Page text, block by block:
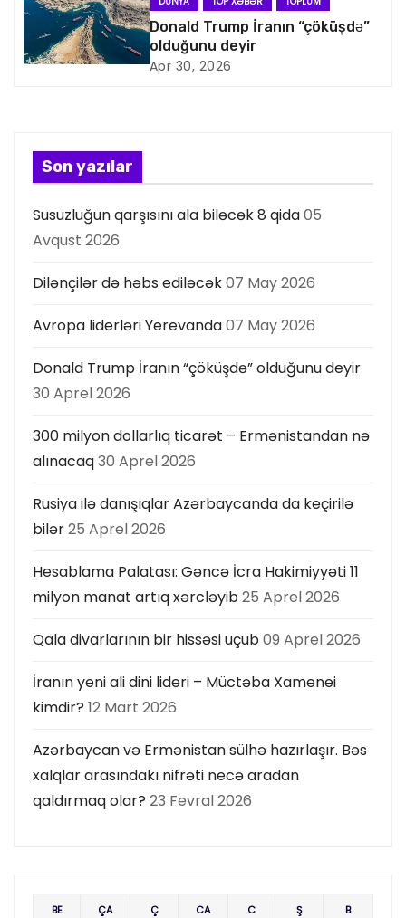
y
s
ı
Donald Trump İranın “çöküşdə”
olduğunu deyir
Apr 30, 2026
Son yazılar
Susuzluğun qarşısını ala biləcək 8 qida05
Avqust 2026
Dilənçilər də həbs ediləcək07 May 2026
Avropa liderləri Yerevanda07 May 2026
Donald Trump İranın “çöküşdə” olduğunu deyir
30 Aprel 2026
300 milyon dollarlıq ticarət – Ermənistandan nə
alınacaq30 Aprel 2026
Rusiya ilə danışıqlar Azərbaycanda da keçirilə
bilər25 Aprel 2026
Hesablama Palatası: Gəncə İcra Hakimiyyəti 11
milyon manat artıq xərcləyib25 Aprel 2026
Qala divarlarının bir hissəsi uçub09 Aprel 2026
İranın yeni ali dini lideri – Müctəba Xamenei
kimdir? 12 Mart 2026
Azərbaycan və Ermənistan sülhə hazırlaşır. Bəs
xalqlar arasındakı nifrəti necə aradan
qaldırmaq olar? 23 Fevral 2026
BE ÇA Ç CA C Ş B